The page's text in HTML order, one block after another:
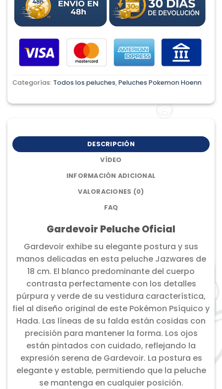
Categorías: Todos los peluches,Peluches Pokemon Hoenn
DESCRIPCIÓN
VÍDEO
INFORMACIÓN ADICIONAL
VALORACIONES (0)
FAQ
Gardevoir Peluche Oficial
Gardevoir exhibe su elegante postura y sus
manos delicadas en esta peluche Jazwares de
18 cm. El blanco predominante del cuerpo
contrasta perfectamente con los detalles
púrpura y verde de su vestidura característica,
fiel al diseño original de este Pokémon Psíquico y
Hada. Las líneas de su falda están cosidas con
precisión para mantener la forma. Los ojos
están pintados con cuidado, reflejando la
expresión serena de Gardevoir. La postura es
elegante y estable, permitiendo que la peluche
se mantenga en cualquier posición.